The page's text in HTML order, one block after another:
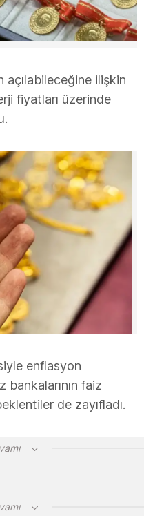
açılabileceğine ilişkin
fiyatları üzerinde
enflasyon
bankalarının faiz
de zayıfladı.